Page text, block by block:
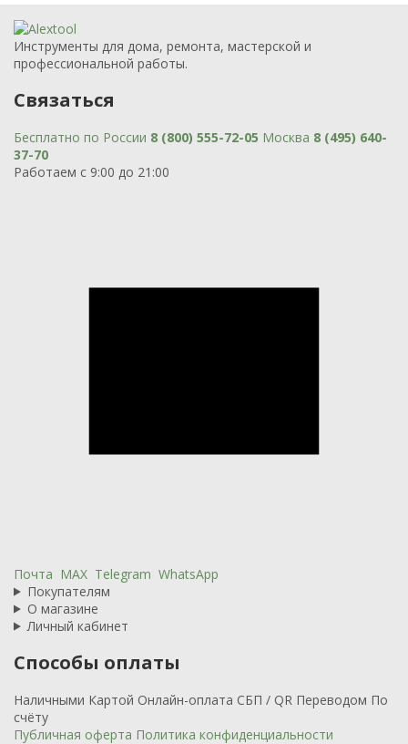
Инструменты для дома, ремонта, мастерской и
профессиональной работы.
Связаться
Бесплатно по России 8 (800) 555-72-05 Москва 8 (495) 640-
37-70
Работаем с 9:00 до 21:00
Почта MAX Telegram WhatsApp
Покупателям
О магазине
Личный кабинет
Способы оплаты
Наличными Картой Онлайн-оплата СБП / QR Переводом По
счёту
Публичная оферта Политика конфиденциальности